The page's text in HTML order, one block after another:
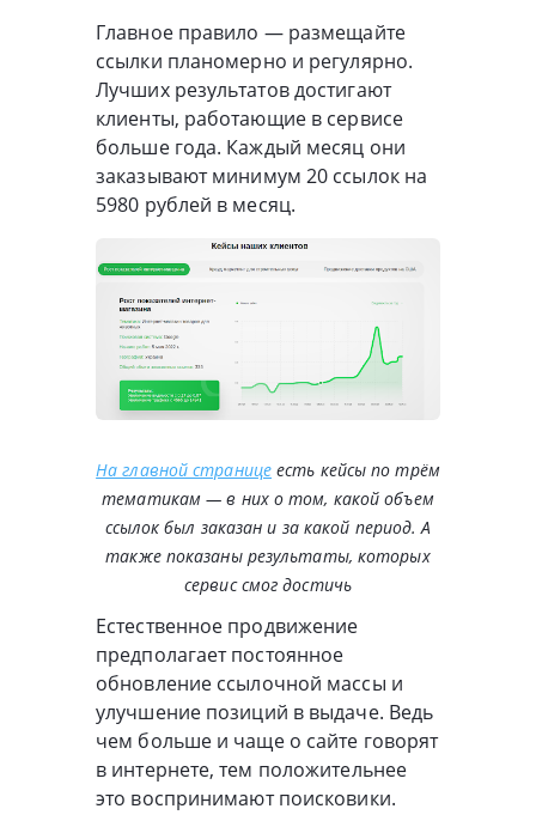
Главное правило — размещайте
ссылки планомерно и регулярно.
Лучших результатов достигают
клиенты, работающие в сервисе
больше года. Каждый месяц они
заказывают минимум 20 ссылок на
5980 рублей в месяц.
На главной странице есть кейсы по трём
тематикам — в них о том, какой объем
ссылок был заказан и за какой период. А
также показаны результаты, которых
сервис смог достичь
Естественное продвижение
предполагает постоянное
обновление ссылочной массы и
улучшение позиций в выдаче. Ведь
чем больше и чаще о сайте говорят
в интернете, тем положительнее
это воспринимают поисковики.